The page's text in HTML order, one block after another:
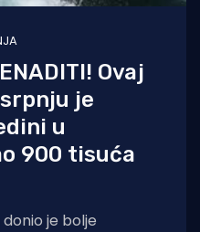
Ovaj
je
u
900 tisuća
je bolje